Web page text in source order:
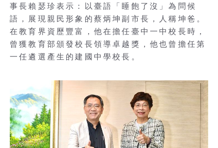
事長賴瑟珍表示：以臺語「睡飽了沒」為問候
語，展現親民形象的蔡炳坤副市長，人稱坤爸。
在教育界資歷豐富，他在擔任臺中一中校長時，
曾獲教育部頒發校長領導卓越獎，他也曾擔任第
一任遴選產生的建國中學校長。